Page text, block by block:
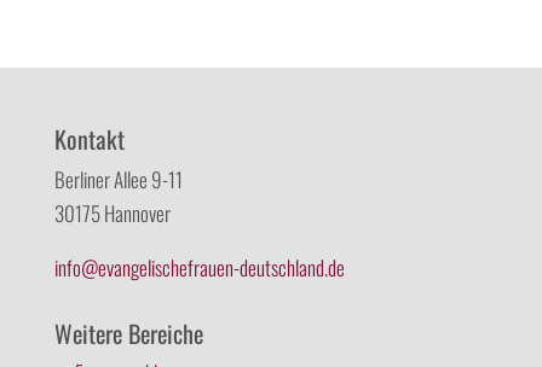
Kontakt
Berliner Allee 9-11
30175 Hannover
info@evangelischefrauen-deutschland.de
Weitere Bereiche